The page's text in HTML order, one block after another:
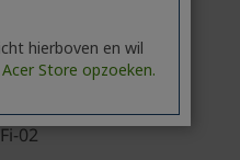
hierboven en wil
Store opzoeken.